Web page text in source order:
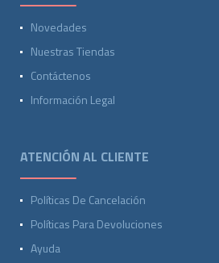
Novedades
Nuestras Tiendas
Contáctenos
Información Legal
ATENCIÓN AL CLIENTE
Políticas De Cancelación
Políticas Para Devoluciones
Ayuda